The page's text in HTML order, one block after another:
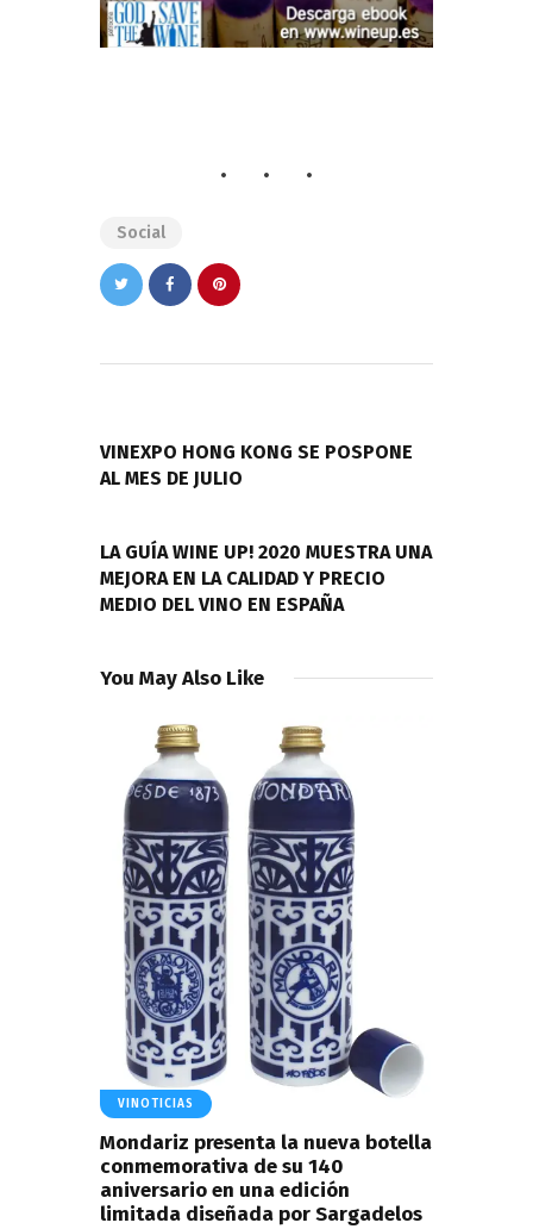
Social
entradas
VINEXPO HONG KONG SE POSPONE
AL MES DE JULIO
LA GUÍA WINE UP! 2020 MUESTRA UNA
MEJORA EN LA CALIDAD Y PRECIO
MEDIO DEL VINO EN ESPAÑA
You May Also Like
VINOTICIAS
Mondariz presenta la nueva botella
conmemorativa de su 140
aniversario en una edición
limitada diseñada por Sargadelos